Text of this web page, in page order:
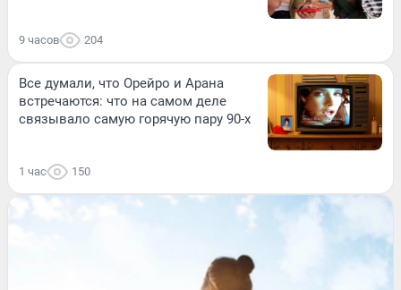
9 часов 204
Все думали, что Орейро и Арана
встречаются: что на самом деле
связывало самую горячую пару 90-х
1 час 150